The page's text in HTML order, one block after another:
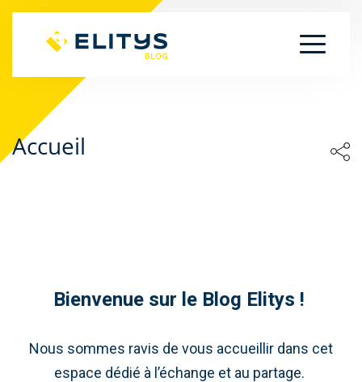
Accueil
Bienvenue sur le Blog Elitys !
Nous sommes ravis de vous accueillir dans cet
espace dédié à l’échange et au partage.